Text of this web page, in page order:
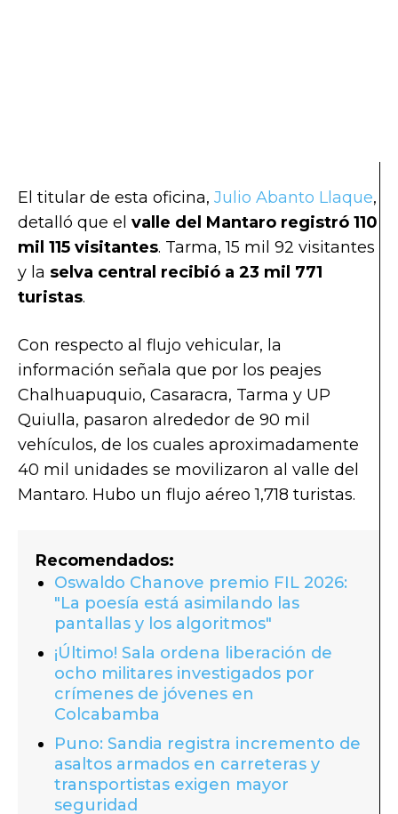
El titular de esta oficina, Julio Abanto Llaque,
detalló que el valle del Mantaro registró 110
mil 115 visitantes. Tarma, 15 mil 92 visitantes
y la selva central recibió a 23 mil 771
turistas.
Con respecto al flujo vehicular, la
información señala que por los peajes
Chalhuapuquio, Casaracra, Tarma y UP
Quiulla, pasaron alrededor de 90 mil
vehículos, de los cuales aproximadamente
40 mil unidades se movilizaron al valle del
Mantaro. Hubo un flujo aéreo 1,718 turistas.
Recomendados:
Oswaldo Chanove premio FIL 2026:
"La poesía está asimilando las
pantallas y los algoritmos"
¡Último! Sala ordena liberación de
ocho militares investigados por
crímenes de jóvenes en
Colcabamba
Puno: Sandia registra incremento de
asaltos armados en carreteras y
transportistas exigen mayor
seguridad